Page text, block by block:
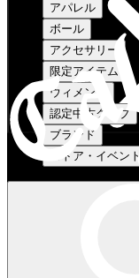
アパレル
ボール
アクセサリー
限定アイテム
ウィメンズ
認定中古クラブ
ブランド
ストア・イベント